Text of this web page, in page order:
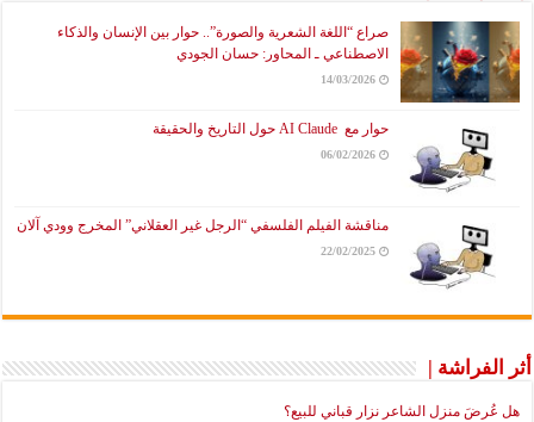
صراع “اللغة الشعرية والصورة”.. حوار بين الإنسان والذكاء
الاصطناعي ـ المحاور: حسان الجودي
14/03/2026
حوار مع AI Claude حول التاريخ والحقيقة
06/02/2026
مناقشة الفيلم الفلسفي “الرجل غير العقلاني” المخرج وودي آلان
22/02/2025
أثر الفراشة |
هل عُرضَ منزل الشاعر نزار قباني للبيع؟